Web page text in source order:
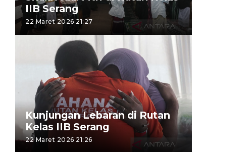
IIB Serang
22 Maret 2026 21:27
Kunjungan Lebaran di Rutan
Kelas IIB Serang
22 Maret 2026 21:26